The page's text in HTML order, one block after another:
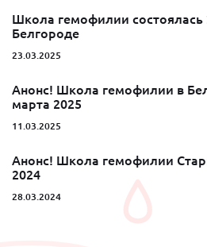
Школа гемофилии состоялась
Белгороде
23.03.2025
Анонс! Школа гемофилии в
марта 2025
11.03.2025
Анонс! Школа гемофилии
2024
28.03.2024